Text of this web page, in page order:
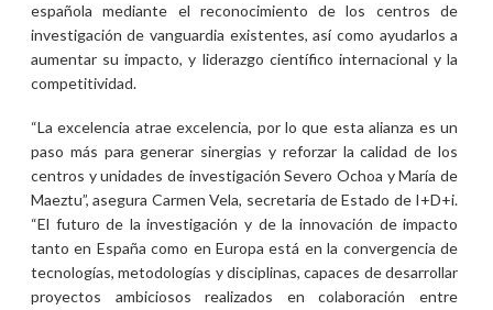
española mediante el reconocimiento de los centros de
investigación de vanguardia existentes, así como ayudarlos a
aumentar su impacto, y liderazgo científico internacional y la
competitividad.
“La excelencia atrae excelencia, por lo que esta alianza es un
paso más para generar sinergias y reforzar la calidad de los
centros y unidades de investigación Severo Ochoa y María de
Maeztu”, asegura Carmen Vela, secretaria de Estado de I+D+i.
“El futuro de la investigación y de la innovación de impacto
tanto en España como en Europa está en la convergencia de
tecnologías, metodologías y disciplinas, capaces de desarrollar
proyectos ambiciosos realizados en colaboración entre